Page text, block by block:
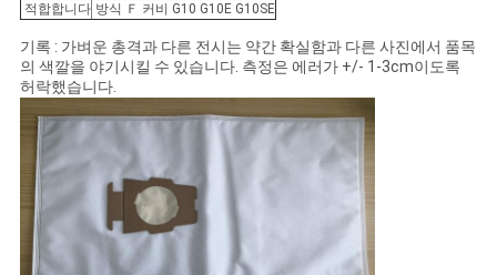
적합합니다 방식 Ｆ 커비 G10 G10E G10SE
기록 : 가벼운 총격과 다른 전시는 약간 확실함과 다른 사진에서 품목
의 색깔을 야기시킬 수 있습니다. 측정은 에러가 +/- 1-3cm이도록
허락했습니다.